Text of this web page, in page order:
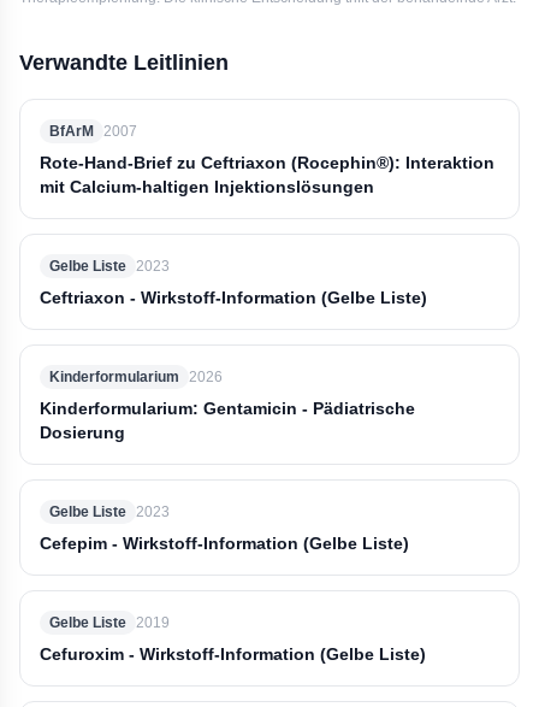
Verwandte Leitlinien
BfArM 2007
Rote-Hand-Brief zu Ceftriaxon (Rocephin®): Interaktion
mit Calcium-haltigen Injektionslösungen
Gelbe Liste 2023
Ceftriaxon - Wirkstoff-Information (Gelbe Liste)
Kinderformularium 2026
Kinderformularium: Gentamicin - Pädiatrische
Dosierung
Gelbe Liste 2023
Cefepim - Wirkstoff-Information (Gelbe Liste)
Gelbe Liste 2019
Cefuroxim - Wirkstoff-Information (Gelbe Liste)